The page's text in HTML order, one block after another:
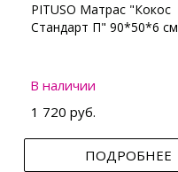
PITUSO Матрас "Кокос
Стандарт П" 90*50*6 см
В наличии
1 720 руб.
ПОДРОБНЕЕ